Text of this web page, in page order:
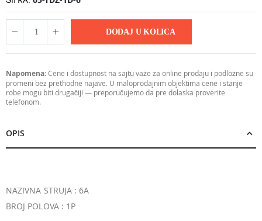
DODAJ U KOLICA
Napomena:Cene i dostupnost na sajtu važe za online prodaju i podložne su
promeni bez prethodne najave. U maloprodajnim objektima cene i stanje
robe mogu biti drugačiji — preporučujemo da pre dolaska proverite
telefonom.
OPIS
NAZIVNA STRUJA : 6A
BROJ POLOVA : 1P